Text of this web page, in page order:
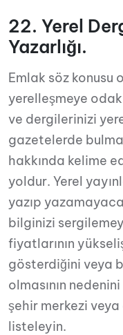
22. Yerel
Yazarlığı.
Emlak söz konusu
yerelleşmeye
ve dergilerinizi
gazetelerde
hakkında kelime
yoldur. Yerel
yazıp
bilginizi
fiyatlarının
gösterdiğini veya
olmasının
şehir merkezi
listeleyin.